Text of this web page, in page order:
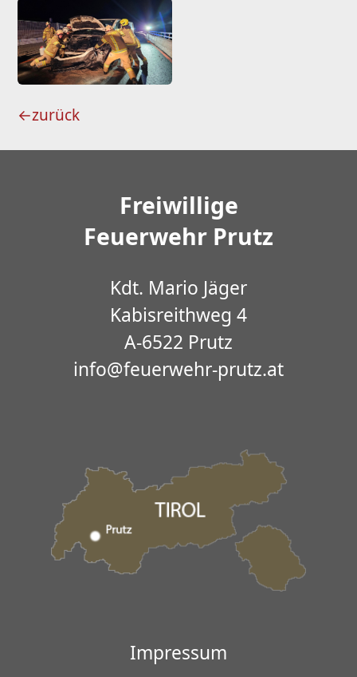
←zurück
Freiwillige
Feuerwehr Prutz
Kdt. Mario Jäger
Kabisreithweg 4
A-6522 Prutz
info@feuerwehr-prutz.at
Impressum